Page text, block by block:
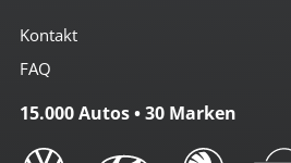
Kontakt
FAQ
15.000 Autos • 30 Marken